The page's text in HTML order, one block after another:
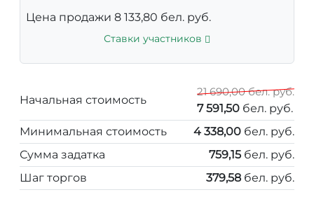
Цена продажи 8 133,80 бел. руб.
Ставки участников
Начальная стоимость
21 690,00 бел. руб.
7 591,50 бел. руб.
Минимальная стоимость
4 338,00 бел. руб.
Сумма задатка
759,15 бел. руб.
Шаг торгов
379,58 бел. руб.